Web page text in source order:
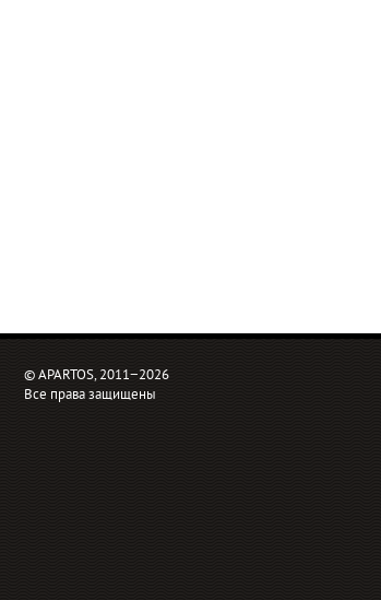
© APARTOS, 2011−2026
Все права защищены